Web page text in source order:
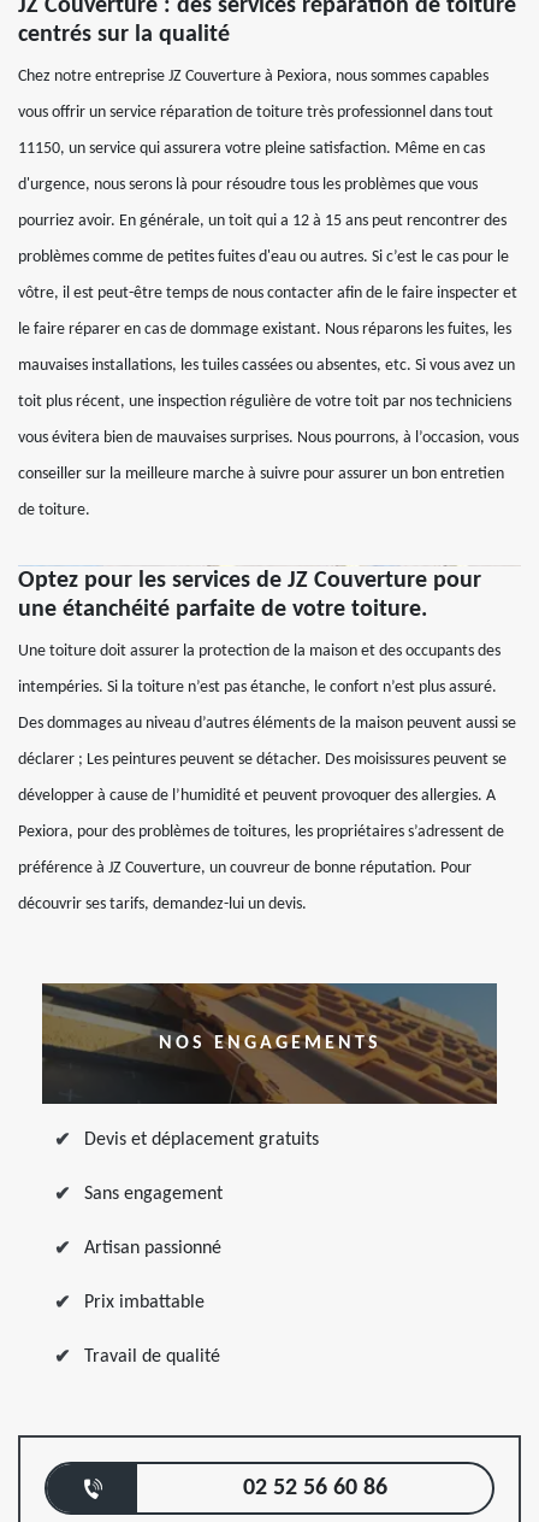
JZ Couverture : des services réparation de toiture
centrés sur la qualité
Chez notre entreprise JZ Couverture à Pexiora, nous sommes capables
vous offrir un service réparation de toiture très professionnel dans tout
11150, un service qui assurera votre pleine satisfaction. Même en cas
d'urgence, nous serons là pour résoudre tous les problèmes que vous
pourriez avoir. En générale, un toit qui a 12 à 15 ans peut rencontrer des
problèmes comme de petites fuites d'eau ou autres. Si c’est le cas pour le
vôtre, il est peut-être temps de nous contacter afin de le faire inspecter et
le faire réparer en cas de dommage existant. Nous réparons les fuites, les
mauvaises installations, les tuiles cassées ou absentes, etc. Si vous avez un
toit plus récent, une inspection régulière de votre toit par nos techniciens
vous évitera bien de mauvaises surprises. Nous pourrons, à l’occasion, vous
conseiller sur la meilleure marche à suivre pour assurer un bon entretien
de toiture.
Optez pour les services de JZ Couverture pour
une étanchéité parfaite de votre toiture.
Une toiture doit assurer la protection de la maison et des occupants des
intempéries. Si la toiture n’est pas étanche, le confort n’est plus assuré.
Des dommages au niveau d’autres éléments de la maison peuvent aussi se
déclarer ; Les peintures peuvent se détacher. Des moisissures peuvent se
développer à cause de l’humidité et peuvent provoquer des allergies. A
Pexiora, pour des problèmes de toitures, les propriétaires s’adressent de
préférence à JZ Couverture, un couvreur de bonne réputation. Pour
découvrir ses tarifs, demandez-lui un devis.
NOS ENGAGEMENTS
Devis et déplacement gratuits
Sans engagement
Artisan passionné
Prix imbattable
Travail de qualité
02 52 56 60 86